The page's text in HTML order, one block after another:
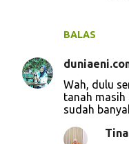
BALAS
Wah, dulu
tanah masih
sudah